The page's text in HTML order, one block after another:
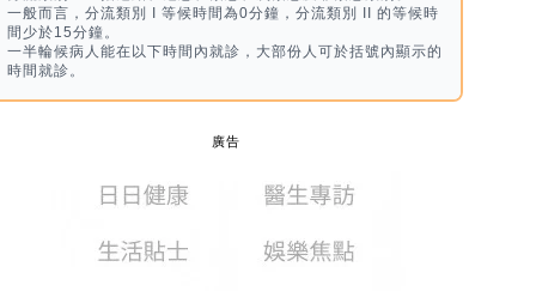
一般而言，分流類別 I 等候時間為0分鐘，分流類別 II 的等候時
間少於15分鐘。
一半輪候病人能在以下時間內就診，大部份人可於括號內顯示的
時間就診。
廣告